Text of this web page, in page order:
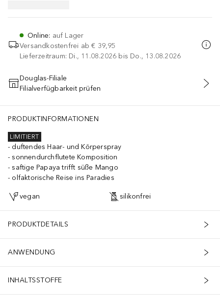
Online: auf Lager
Versandkostenfrei ab € 39,95
Lieferzeitraum: Di., 11.08.2026 bis Do., 13.08.2026
IN DEN WARENKORB
Douglas-Filiale
Filialverfügbarkeit prüfen
PRODUKTINFORMATIONEN
LIMITIERT
duftendes Haar- und Körperspray
sonnendurchflutete Komposition
saftige Papaya trifft süße Mango
olfaktorische Reise ins Paradies
vegan silikonfrei
PRODUKTDETAILS
ANWENDUNG
INHALTSSTOFFE